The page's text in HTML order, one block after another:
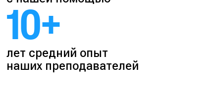
10+
лет средний опыт
наших преподавателей